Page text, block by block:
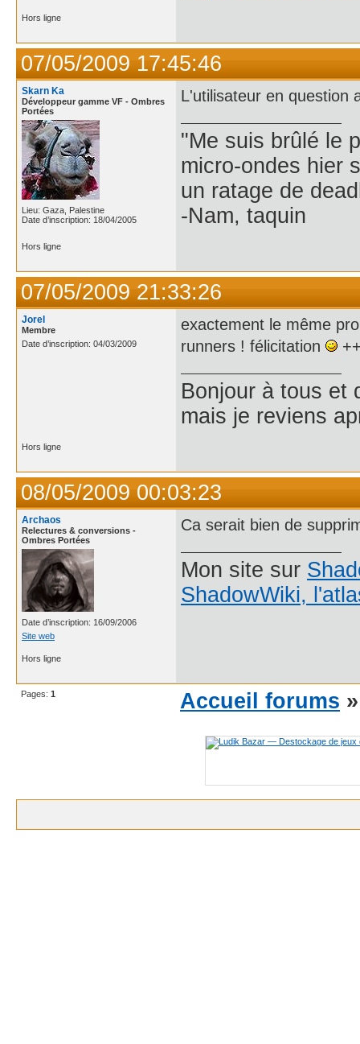
Hors ligne
07/05/2009 17:45:46
Skarn Ka
Développeur gamme VF - Ombres
Portées
Lieu: Gaza, Palestine
Date d’inscription: 18/04/2005
L'utilisateur en question
"Me suis brûlé le
micro-ondes hier
un ratage de
-Nam, taquin
Hors ligne
07/05/2009 21:33:26
Jorel
Membre
Date d’inscription: 04/03/2009
exactement le même
runners ! félicitation
Bonjour à tous et
mais je reviens
Hors ligne
08/05/2009 00:03:23
Archaos
Relectures & conversions -
Ombres Portées
Date d’inscription: 16/09/2006
Site web
Ca serait bien de
Mon site sur
ShadowWiki,
Hors ligne
Pages: 1 Accueil forums